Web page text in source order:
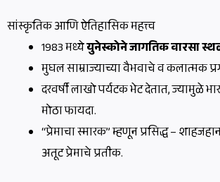
सांस्कृतिक आणि ऐतिहासिक महत्त्व
1983 मध्येयुनेस्कोने जागतिक वारसा
मुघल साम्राज्याच्या वैभवाचे व कलात्मक
दरवर्षी लाखो पर्यटक भेट देतात, ज्यामुळे
मोठा फायदा.
“प्रेमाचा स्मारक” म्हणून प्रसिद्ध –
अतूट प्रेमाचे प्रतीक.